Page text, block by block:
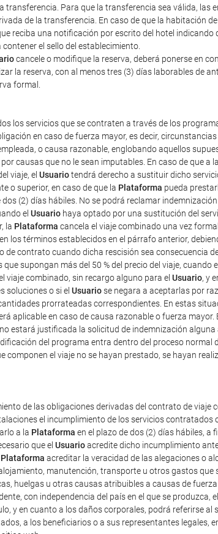
transferencia. Para que la transferencia sea válida, las
de la transferencia. En caso de que la habitación
reciba una notificación por escrito del hotel
el sello del establecimiento.
cancele o modifique la reserva, deberá ponerse en
la reserva, con al menos tres (3) días laborables de
formal.
los servicios que se contraten a través de los
en caso de fuerza mayor, es decir,
o causa razonable, englobando aquellos
causas que no le sean imputables. En caso de que a la
viaje, el Usuariotendrá derecho a sustituir dicho
o superior, en caso de que la Plataforma pueda
dos (2) días hábiles. No se podrá reclamar
el Usuario haya optado por una sustitución del
la Plataforma cancela el viaje combinado una vez
los términos establecidos en el párrafo anterior,
contrato cuando dicha rescisión sea consecuencia
supongan más del 50 % del precio del viaje, cuando
combinado, sin recargo alguno para el Usuario, y
soluciones o si el Usuariose negara a aceptarlas por
prorrateadas correspondientes. En estas
aplicable en caso de causa razonable o fuerza
estará justificada la solicitud de indemnización alguna
del programa entra dentro del proceso normal
componen el viaje no se hayan prestado, se hayan
de las obligaciones derivadas del contrato de
el incumplimiento de los servicios
a la Plataforma en el plazo de dos (2) días hábiles,
que el Usuarioacredite dicho incumplimiento
Plataforma acreditar la veracidad de las alegaciones o
manutención, transporte u otros gastos
huelgas u otras causas atribuibles a causas de
con independencia del país en el que se produzca, el
y en cuanto a los daños corporales, podrá referirse
a los beneficiarios o a sus representantes legales,